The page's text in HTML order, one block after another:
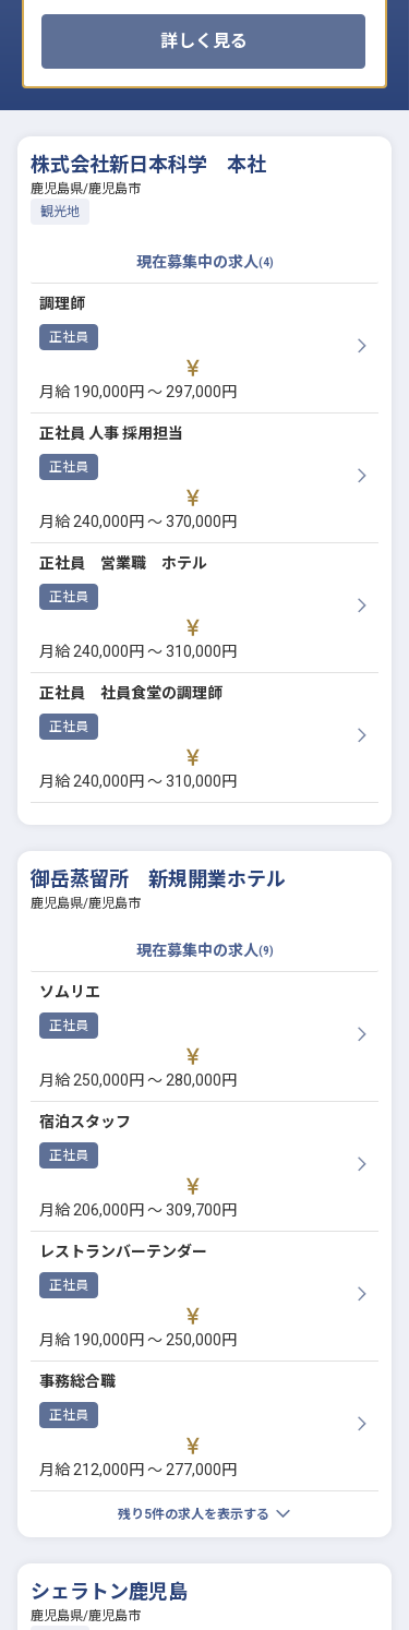
詳しく見る
株式会社新日本科学 本社
鹿児島県/鹿児島市
観光地
現在募集中の求人(4)
正社員
調理師
月給 190,000円 〜 297,000円
正社員
正社員 人事 採用担当
月給 240,000円 〜 370,000円
正社員
正社員 営業職 ホテル
月給 240,000円 〜 310,000円
正社員
正社員 社員食堂の調理師
月給 240,000円 〜 310,000円
御岳蒸留所 新規開業ホテル
鹿児島県/鹿児島市
現在募集中の求人(9)
正社員
ソムリエ
月給 250,000円 〜 280,000円
正社員
宿泊スタッフ
月給 206,000円 〜 309,700円
正社員
レストランバーテンダー
月給 190,000円 〜 250,000円
正社員
事務総合職
月給 212,000円 〜 277,000円
残り 5件の求人を表示する
シェラトン鹿児島
鹿児島県/鹿児島市